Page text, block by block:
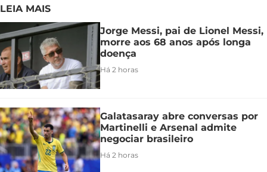
LEIA MAIS
Jorge Messi, pai de Lionel Messi,
morre aos 68 anos após longa
doença
Há 2 horas
Galatasaray abre conversas por
Martinelli e Arsenal admite
negociar brasileiro
Há 2 horas